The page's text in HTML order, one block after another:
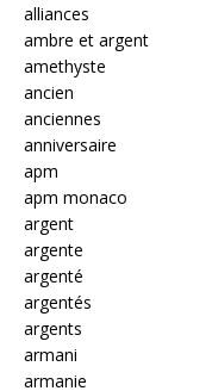
alliances
ambre et argent
amethyste
ancien
anciennes
anniversaire
apm
apm monaco
argent
argente
argenté
argentés
argents
armani
armanie